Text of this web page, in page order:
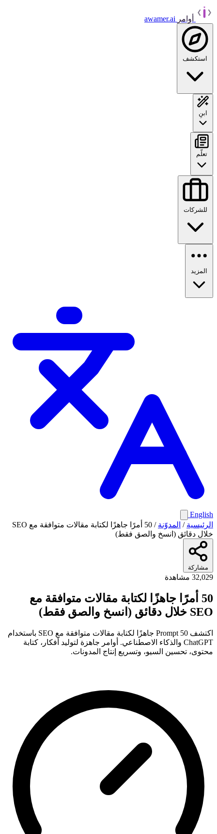
أوامر awamer.ai
استكشف
ابنِ
تعلّم
للشركات
المزيد
English
الرئيسية / المدوّنة /
50 أمرًا جاهزًا لكتابة مقالات متوافقة مع SEO
خلال دقائق (انسخ والصق فقط)
مشاركة
32,029 مشاهدة
50 أمرًا جاهزًا لكتابة مقالات متوافقة مع
SEO خلال دقائق (انسخ والصق فقط)
اكتشف 50 Prompt جاهزًا لكتابة مقالات متوافقة مع SEO باستخدام
ChatGPT والذكاء الاصطناعي. أوامر جاهزة لتوليد أفكار، كتابة
محتوى، تحسين السيو، وتسريع إنتاج المدونات.